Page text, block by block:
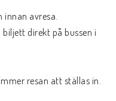
innan avresa.
direkt på bussen i
resan att ställas in.